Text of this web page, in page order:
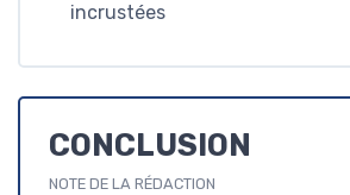
incrustées
CONCLUSION
NOTE DE LA RÉDACTION